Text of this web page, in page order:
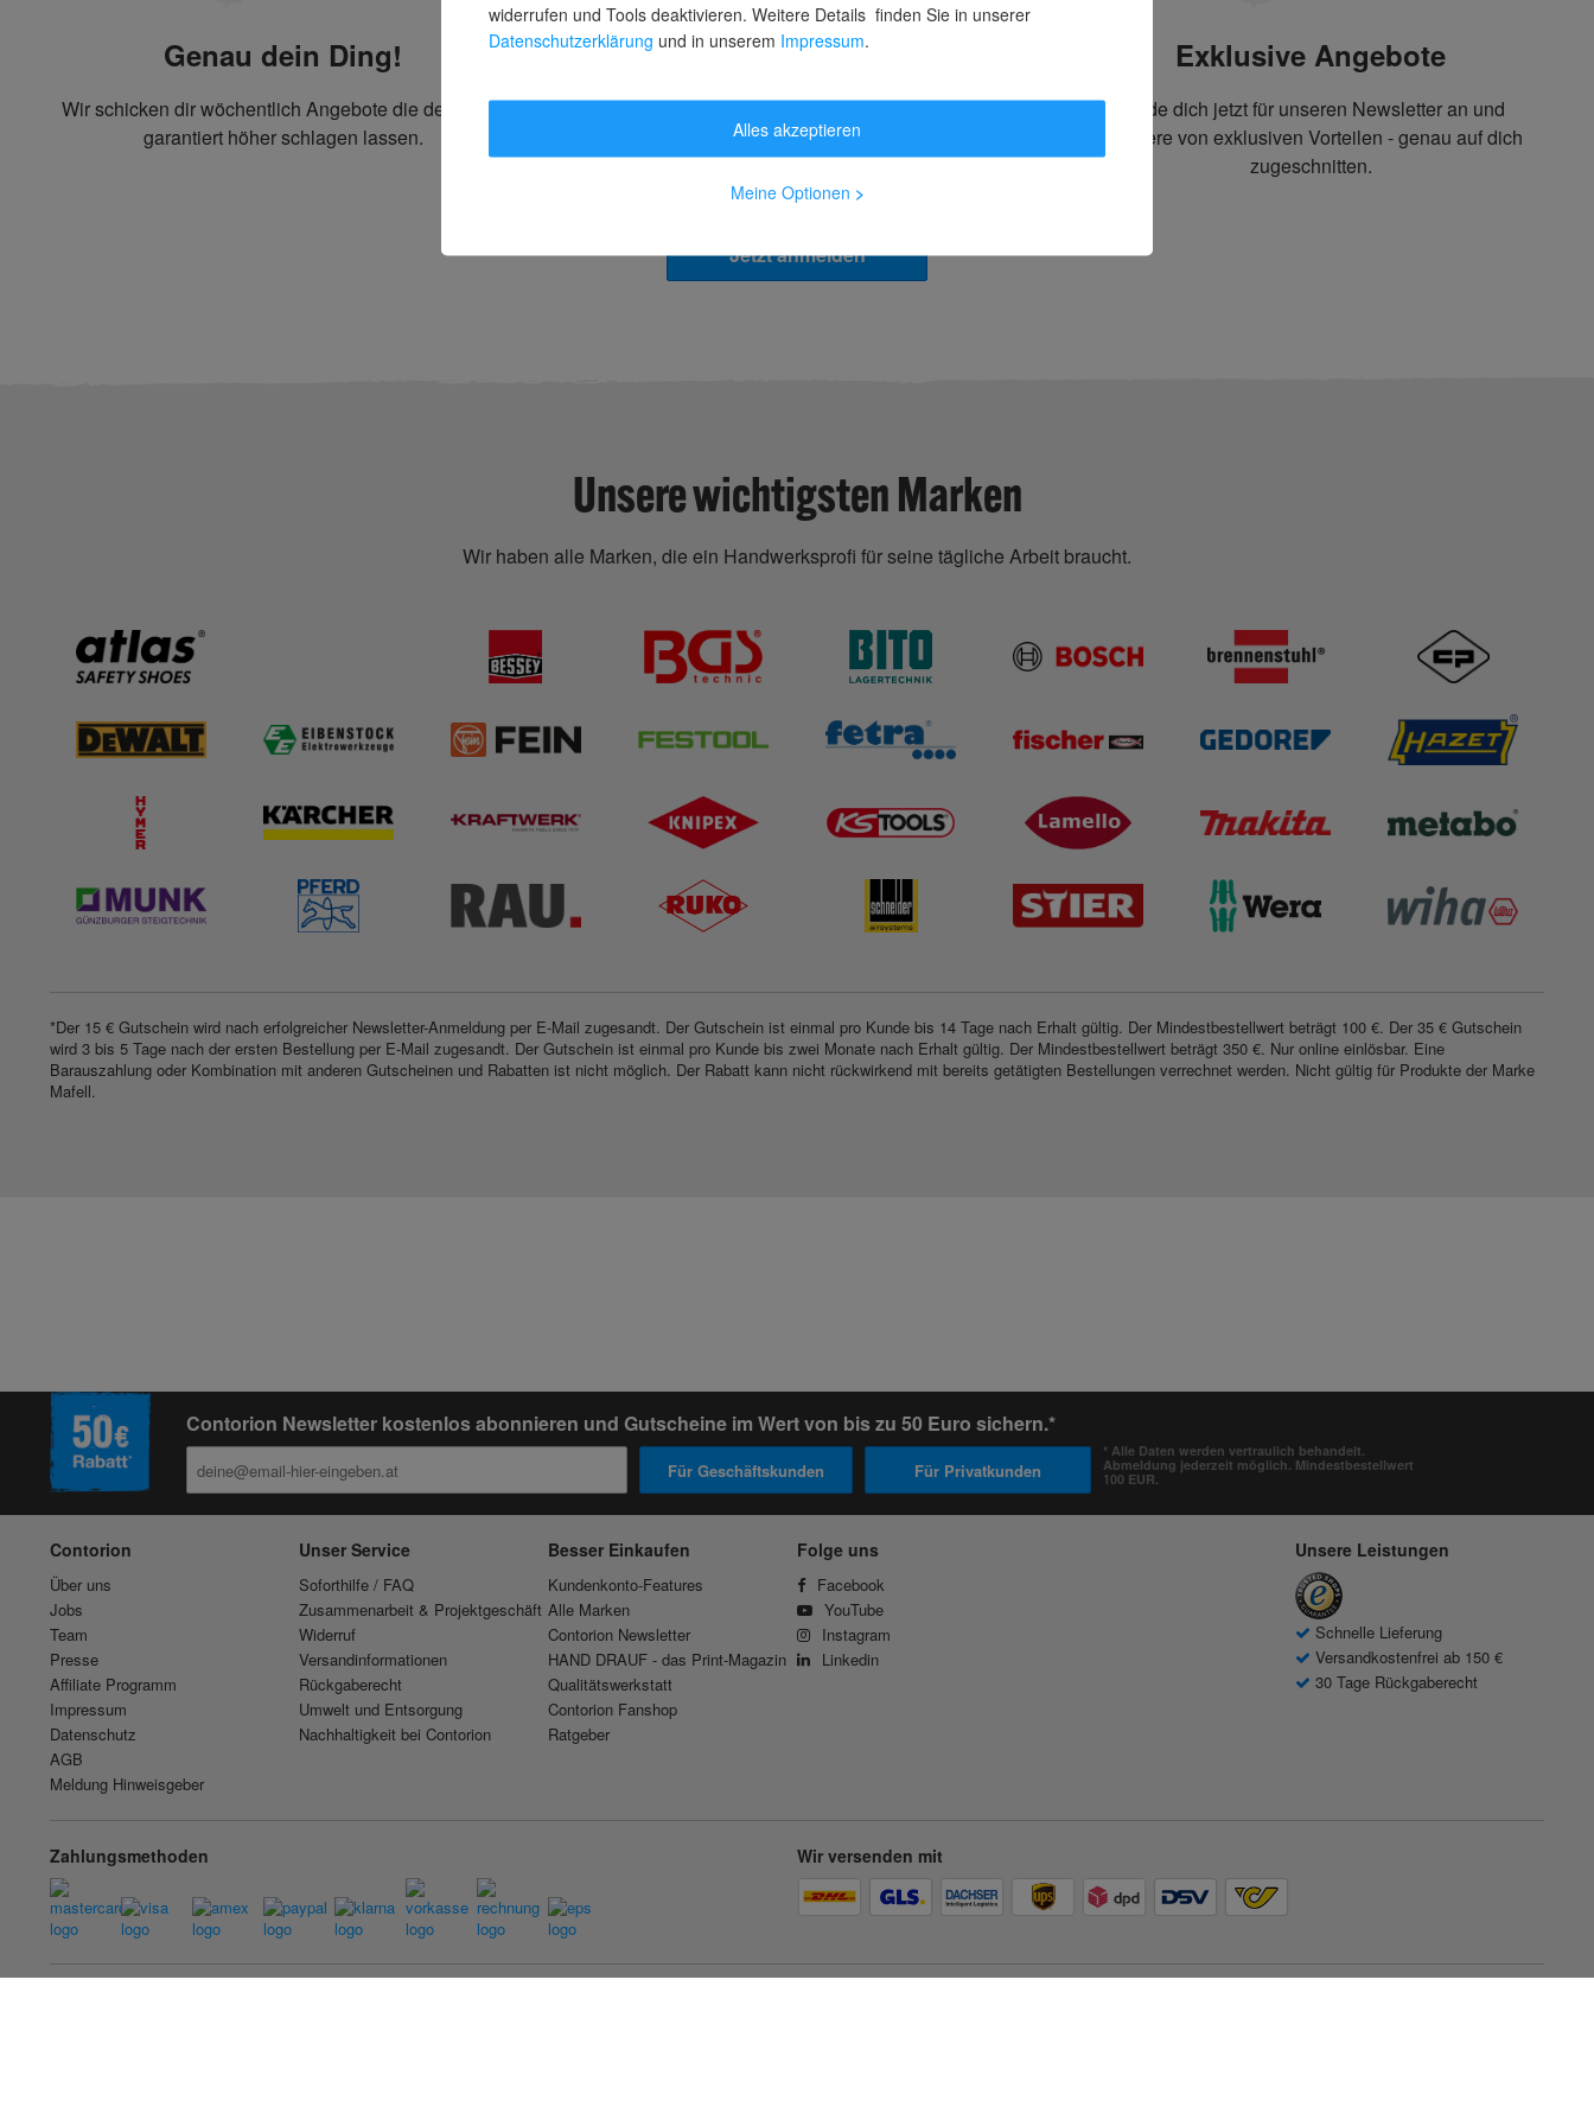
Genau dein Ding!
Wir schicken dir wöchentlich Angebote die dein Herz
garantiert höher schlagen lassen.
Sonderaktionen
Wir bieten dir regelmäßig starke Rabatte & aktuelle
Aktionen, die du nicht verpassen solltest.
Exklusive Angebote
Melde dich jetzt für unseren Newsletter an und
profitiere von exklusiven Vorteilen - genau auf dich
zugeschnitten.
Jetzt anmelden
Unsere wichtigsten Marken
Wir haben alle Marken, die ein Handwerksprofi für seine tägliche Arbeit braucht.
*Der 15 € Gutschein wird nach erfolgreicher Newsletter-Anmeldung per E-Mail zugesandt. Der Gutschein ist einmal pro Kunde bis 14 Tage nach Erhalt gültig. Der Mindestbestellwert beträgt 100 €. Der 35 € Gutschein
wird 3 bis 5 Tage nach der ersten Bestellung per E-Mail zugesandt. Der Gutschein ist einmal pro Kunde bis zwei Monate nach Erhalt gültig. Der Mindestbestellwert beträgt 350 €. Nur online einlösbar. Eine
Barauszahlung oder Kombination mit anderen Gutscheinen und Rabatten ist nicht möglich. Der Rabatt kann nicht rückwirkend mit bereits getätigten Bestellungen verrechnet werden. Nicht gültig für Produkte der Marke
Mafell.
Contorion Newsletter kostenlos abonnieren und Gutscheine im Wert von bis zu 50 Euro sichern.*
Für Geschäftskunden Für Privatkunden
* Alle Daten werden vertraulich behandelt.
Abmeldung jederzeit möglich. Mindestbestellwert
100 EUR.
Contorion
Über uns
Jobs
Team
Presse
Affiliate Programm
Impressum
Datenschutz
AGB
Meldung Hinweisgeber
Unser Service
Soforthilfe / FAQ
Zusammenarbeit & Projektgeschäft
Widerruf
Versandinformationen
Rückgaberecht
Umwelt und Entsorgung
Nachhaltigkeit bei Contorion
Besser Einkaufen
Kundenkonto-Features
Alle Marken
Contorion Newsletter
HAND DRAUF - das Print-Magazin
Qualitätswerkstatt
Contorion Fanshop
Ratgeber
Folge uns
Facebook
YouTube
Instagram
Linkedin
Unsere Leistungen
Schnelle Lieferung
Versandkostenfrei ab 150 €
30 Tage Rückgaberecht
Zahlungsmethoden Wir versenden mit
widerrufen und Tools deaktivieren. Weitere Details finden Sie in unserer
Datenschutzerklärung und in unserem Impressum.
Alles akzeptieren
Meine Optionen >